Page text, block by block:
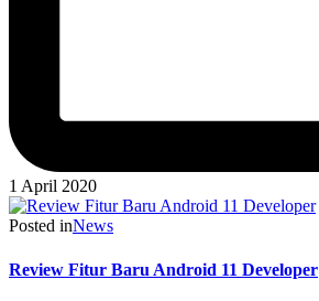
1 April 2020
Posted inNews
Review Fitur Baru Android 11 Developer